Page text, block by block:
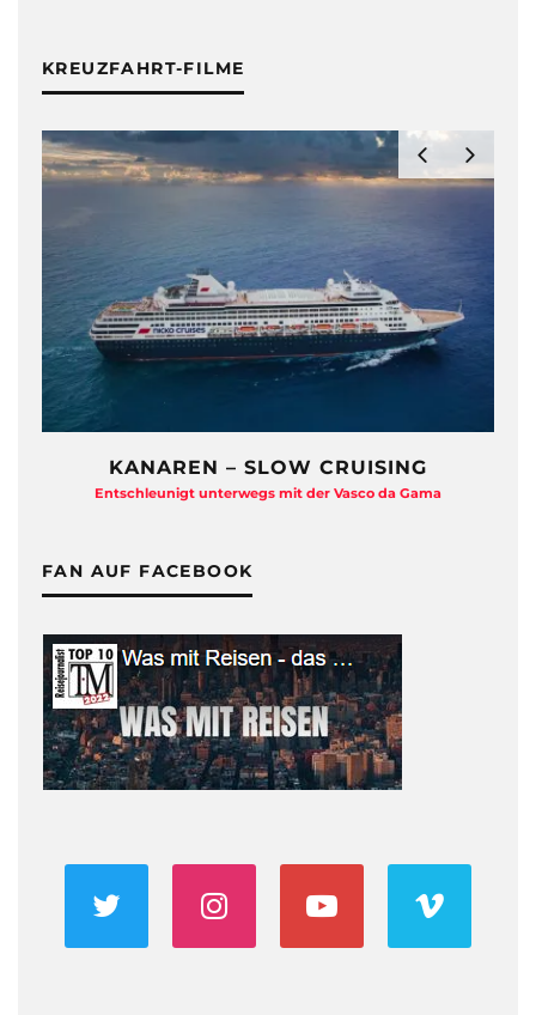
KREUZFAHRT-FILME
KANAREN – SLOW CRUISING
Entschleunigt unterwegs mit der Vasco da Gama
FAN AUF FACEBOOK